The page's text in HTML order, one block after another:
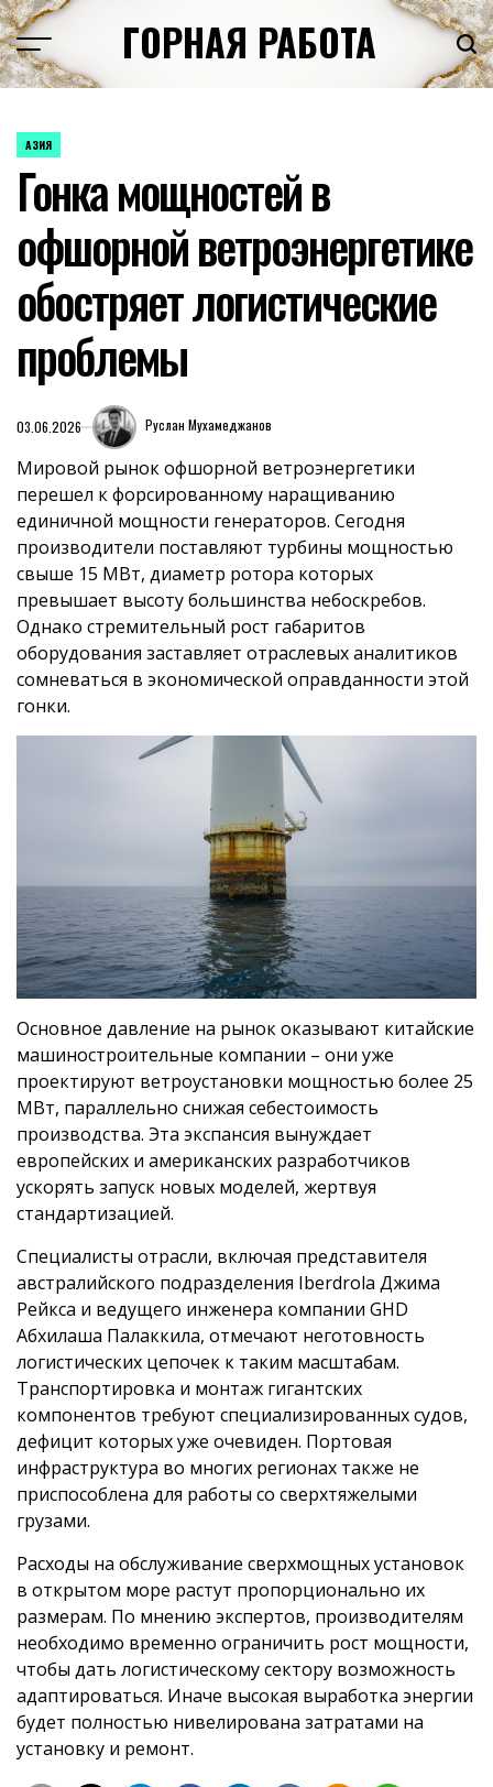
Перейти
к
содержимому
ГОРНАЯ РАБОТА
ОПУБЛИКОВАНО
АЗИЯ
Гонка мощностей в
офшорной ветроэнергетике
обостряет логистические
проблемы
03.06.2026 Руслан Мухамеджанов
Мировой рынок офшорной ветроэнергетики
перешел к форсированному наращиванию
единичной мощности генераторов. Сегодня
производители поставляют турбины мощностью
свыше 15 МВт, диаметр ротора которых
превышает высоту большинства небоскребов.
Однако стремительный рост габаритов
оборудования заставляет отраслевых аналитиков
сомневаться в экономической оправданности этой
гонки.
Основное давление на рынок оказывают китайские
машиностроительные компании – они уже
проектируют ветроустановки мощностью более 25
МВт, параллельно снижая себестоимость
производства. Эта экспансия вынуждает
европейских и американских разработчиков
ускорять запуск новых моделей, жертвуя
стандартизацией.
Специалисты отрасли, включая представителя
австралийского подразделения Iberdrola Джима
Рейкса и ведущего инженера компании GHD
Абхилаша Палаккила, отмечают неготовность
логистических цепочек к таким масштабам.
Транспортировка и монтаж гигантских
компонентов требуют специализированных судов,
дефицит которых уже очевиден. Портовая
инфраструктура во многих регионах также не
приспособлена для работы со сверхтяжелыми
грузами.
Расходы на обслуживание сверхмощных установок
в открытом море растут пропорционально их
размерам. По мнению экспертов, производителям
необходимо временно ограничить рост мощности,
чтобы дать логистическому сектору возможность
адаптироваться. Иначе высокая выработка энергии
будет полностью нивелирована затратами на
установку и ремонт.